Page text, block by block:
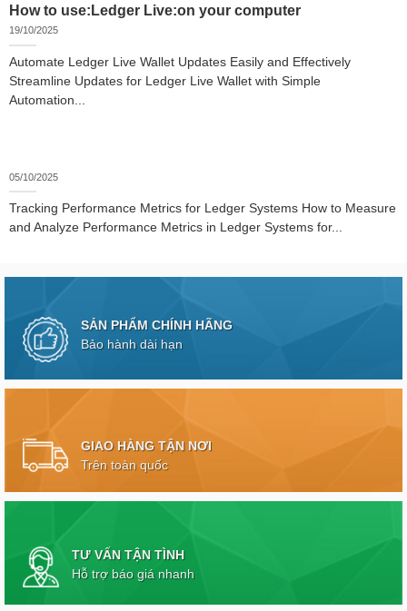
How to use:Ledger Live:on your computer
19/10/2025
Automate Ledger Live Wallet Updates Easily and Effectively
Streamline Updates for Ledger Live Wallet with Simple
Automation...
05/10/2025
Tracking Performance Metrics for Ledger Systems How to Measure
and Analyze Performance Metrics in Ledger Systems for...
SẢN PHẨM CHÍNH HÃNG
Bảo hành dài hạn
GIAO HÀNG TẬN NƠI
Trên toàn quốc
TƯ VẤN TẬN TÌNH
Hỗ trợ báo giá nhanh